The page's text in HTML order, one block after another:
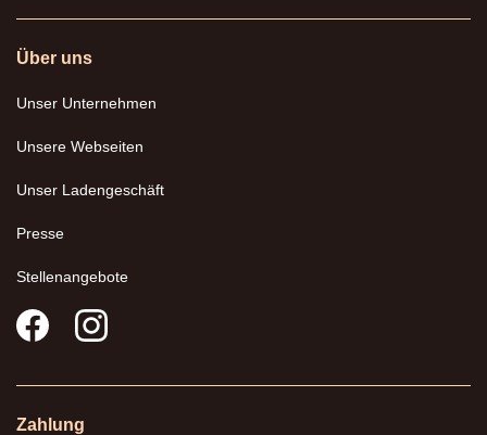
Über uns
Unser Unternehmen
Unsere Webseiten
Unser Ladengeschäft
Presse
Stellenangebote
Zahlung